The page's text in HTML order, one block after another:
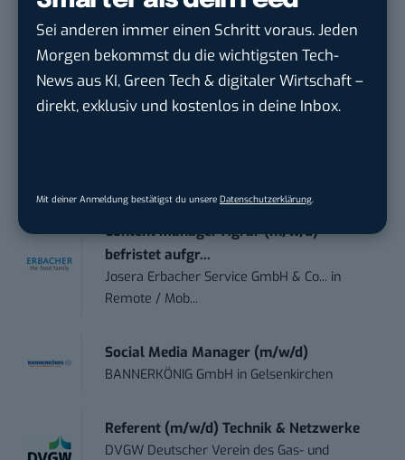
Sei anderen immer einen Schritt voraus. Jeden
Morgen bekommst du die wichtigsten Tech-
News aus KI, Green Tech & digitaler Wirtschaft –
direkt, exklusiv und kostenlos in deine Inbox.
Mit deiner Anmeldung bestätigst du unsere Datenschutzerklärung
Anforderungs- und Projektmanager
touristische...
trendtours Holding GmbHinEschborn
Content Manager Agrar (m/w/d)
befristet aufgr...
Josera Erbacher Service GmbH & Co... in
Remote / Mob...
Social Media Manager (m/w/d)
BANNERKÖNIG GmbH in Gelsenkirchen
Referent (m/w/d) Technik & Netzwerke
DVGW Deutscher Verein des Gas- und